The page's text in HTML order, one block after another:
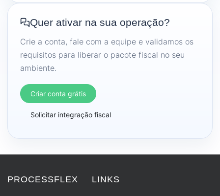
Quer ativar na sua operação?
Crie a conta, fale com a equipe e validamos os
requisitos para liberar o pacote fiscal no seu
ambiente.
Criar conta grátis
Solicitar integração fiscal
PROCESSFLEX LINKS